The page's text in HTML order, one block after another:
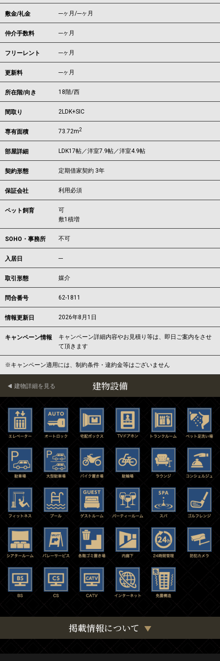
敷金/礼金 ---ヶ月/---ヶ月
仲介手数料 ---ヶ月
フリーレント ---ヶ月
更新料 ---ヶ月
所在階/向き 18階/西
間取り 2LDK+SIC
専有面積 73.72m2
部屋詳細 LDK17帖／洋室7.9帖／洋室4.9帖
契約形態 定期借家契約 3年
保証会社 利用必須
ペット飼育
可
敷1積増
SOHO・事務所 不可
入居日 ---
取引形態 媒介
問合番号 62-1811
情報更新日 2026年8月1日
キャンペーン情報
キャンペーン詳細内容やお見積り等は、即日ご案内をさせ
て頂きます
※キャンペーン適用には、制約条件・違約金等はございません
建物設備
建物詳細を見る
掲載情報について